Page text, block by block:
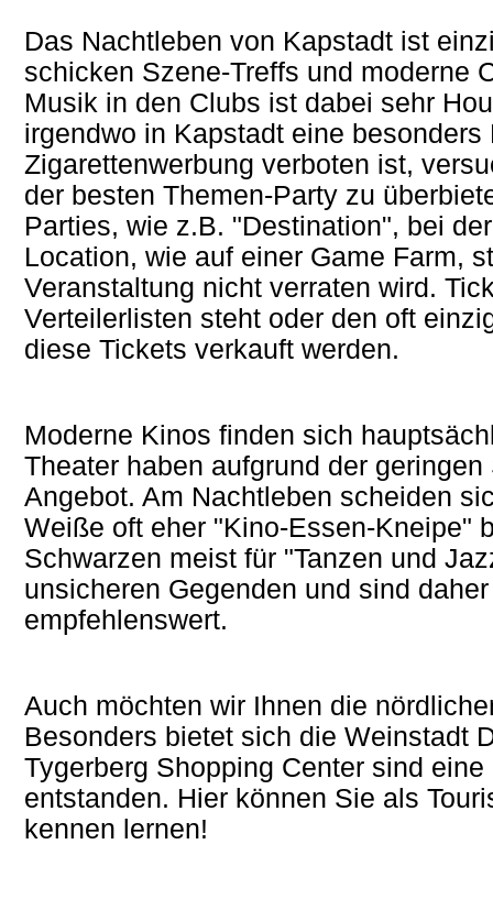
Das Nachtleben von Kapstadt ist
schicken Szene-Treffs und moderne
Musik in den Clubs ist dabei sehr
irgendwo in Kapstadt eine
Zigarettenwerbung verboten ist,
der besten Themen-Party zu
Parties, wie z.B. "Destination", bei
Location, wie auf einer Game Farm,
Veranstaltung nicht verraten wird.
Verteilerlisten steht oder den oft
diese Tickets verkauft werden.
Moderne Kinos finden sich
Theater haben aufgrund der
Angebot. Am Nachtleben scheiden
Weiße oft eher "Kino-Essen-Kneipe"
Schwarzen meist für "Tanzen und
unsicheren Gegenden und sind
empfehlenswert.
Auch möchten wir Ihnen die
Besonders bietet sich die Weinstadt
Tygerberg Shopping Center sind
entstanden. Hier können Sie als
kennen lernen!